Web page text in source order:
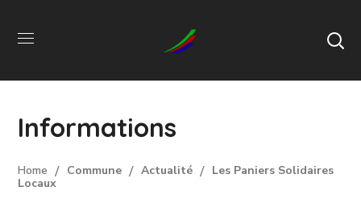
Informations
Home Commune Actualité
Les Paniers Solidaires
Locaux